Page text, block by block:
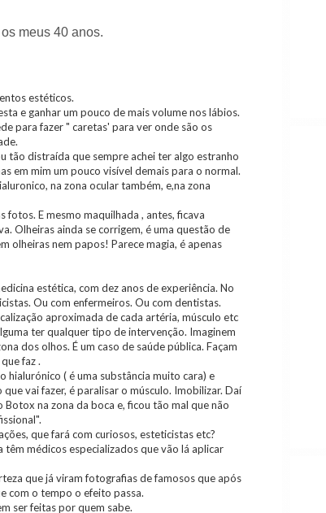
meus 40 anos.
estéticos.
e ganhar um pouco de mais volume nos lábios.
para fazer " caretas' para ver onde são os
tão distraída que sempre achei ter algo estranho
em mim um pouco visível demais para o normal.
na zona ocular também, e,na zona
E mesmo maquilhada , antes, ficava
Olheiras ainda se corrigem, é uma questão de
olheiras nem papos! Parece magia, é apenas
estética, com dez anos de experiência. No
Ou com enfermeiros. Ou com dentistas.
aproximada de cada artéria, músculo etc
ter qualquer tipo de intervenção. Imaginem
dos olhos. É um caso de saúde pública. Façam
faz .
hialurónico ( é uma substância muito cara) e
vai fazer, é paralisar o músculo. Imobilizar. Daí
na zona da boca e, ficou tão mal que não
que fará com curiosos, esteticistas etc?
têm médicos especializados que vão lá aplicar
que já viram fotografias de famosos que após
com o tempo o efeito passa.
ser feitas por quem sabe.